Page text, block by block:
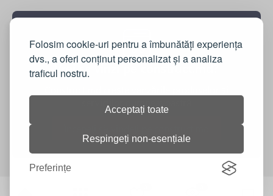
Folosim cookie-uri pentru a îmbunătăți experiența
dvs., a oferi conținut personalizat și a analiza
traficul nostru.
Acceptați toate
Respingeți non-esențiale
Preferințe
Vrei sa vinzi pe construct.md?